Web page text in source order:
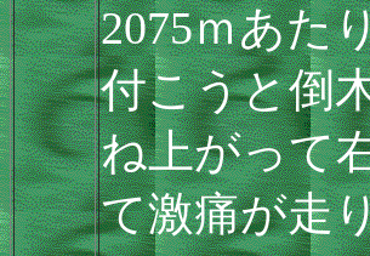
2075ｍあた
付こうと倒
ね上がって
て激痛が走